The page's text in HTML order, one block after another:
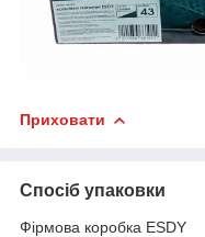
Приховати
Спосіб упаковки
Фірмова коробка ESDY